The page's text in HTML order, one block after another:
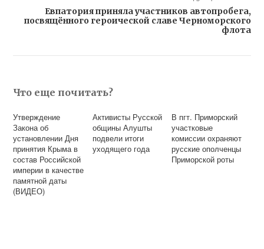
Евпатория приняла участников автопробега,
посвящённого героической славе Черноморского
флота
Что еще почитать?
Утверждение
Закона об
установлении Дня
принятия Крыма в
состав Российской
империи в качестве
памятной даты
(ВИДЕО)
Активисты Русской
общины Алушты
подвели итоги
уходящего года
В пгт. Приморский
участковые
комиссии охраняют
русские ополченцы
Приморской роты